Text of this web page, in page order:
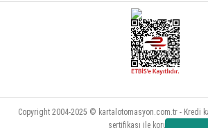
Copyright 2004-2025 © kartalotomasyon.com.tr - Kredi
sertifikası ile korunmaktadır.